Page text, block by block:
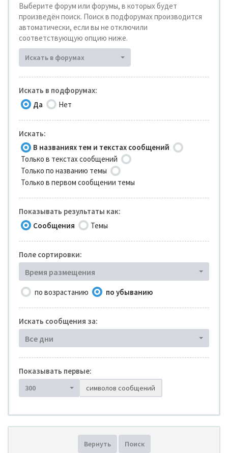
Выберите форум или форумы, в которых будет
произведён поиск. Поиск в подфорумах производится
автоматически, если вы не отключили
соответствующую опцию ниже.
Искать в форумах
Искать в подфорумах:
Да
Нет
Искать:
В названиях тем и текстах сообщений
Только в текстах сообщений
Только по названию темы
Только в первом сообщении темы
Показывать результаты как:
Сообщения
Темы
Поле сортировки:
Время размещения
по возрастанию по убыванию
Искать сообщения за:
Все дни
Показывать первые:
300 символов сообщений
Вернуть Поиск